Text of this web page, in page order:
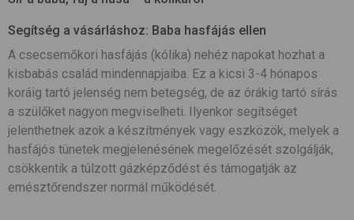
Segítség a vásárláshoz: Baba hasfájás ellen
A csecsemőkori hasfájás (kólika) nehéz napokat hozhat a
kisbabás család mindennapjaiba. Ez a kicsi 3-4 hónapos
koráig tartó jelenség nem betegség, de az órákig tartó sírás
a szülőket nagyon megviselheti. Ilyenkor segítséget
jelenthetnek azok a készítmények vagy eszközök, melyek a
hasfájós tünetek megjelenésének megelőzését szolgálják,
csökkentik a túlzott gázképződést és támogatják az
emésztőrendszer normál működését.